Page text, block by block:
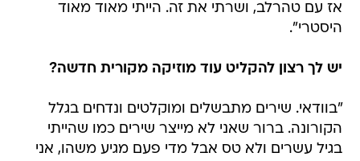
אז עם טהרלב, ושרתי את זה. הייתי מאוד מאוד
היסטרי".
יש לך רצון להקליט עוד מוזיקה מקורית חדשה?
"בוודאי. שירים מתבשלים ומוקלטים ונדחים בגלל
הקורונה. ברור שאני לא מייצר שירים כמו שהייתי
בגיל עשרים ולא טס אבל מדי פעם מגיע משהו, אני